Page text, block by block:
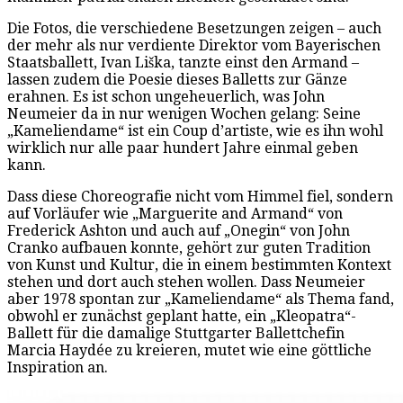
Die Fotos, die verschiedene Besetzungen zeigen – auch
der mehr als nur verdiente Direktor vom Bayerischen
Staatsballett, Ivan Liška, tanzte einst den Armand –
lassen zudem die Poesie dieses Balletts zur Gänze
erahnen. Es ist schon ungeheuerlich, was John
Neumeier da in nur wenigen Wochen gelang: Seine
„Kameliendame“ ist ein Coup d’artiste, wie es ihn wohl
wirklich nur alle paar hundert Jahre einmal geben
kann.
Dass diese Choreografie nicht vom Himmel fiel, sondern
auf Vorläufer wie „Marguerite and Armand“ von
Frederick Ashton und auch auf „Onegin“ von John
Cranko aufbauen konnte, gehört zur guten Tradition
von Kunst und Kultur, die in einem bestimmten Kontext
stehen und dort auch stehen wollen. Dass Neumeier
aber 1978 spontan zur „Kameliendame“ als Thema fand,
obwohl er zunächst geplant hatte, ein „Kleopatra“-
Ballett für die damalige Stuttgarter Ballettchefin
Marcia Haydée zu kreieren, mutet wie eine göttliche
Inspiration an.